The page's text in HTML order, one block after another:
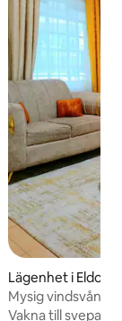
Lägenhet i Eldoret
Mysig
utsikt över
Vakna till